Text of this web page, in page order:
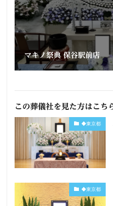
マキノ祭典 保谷駅前店
この葬儀社を見た方はこち
◆東京都
◆東京都